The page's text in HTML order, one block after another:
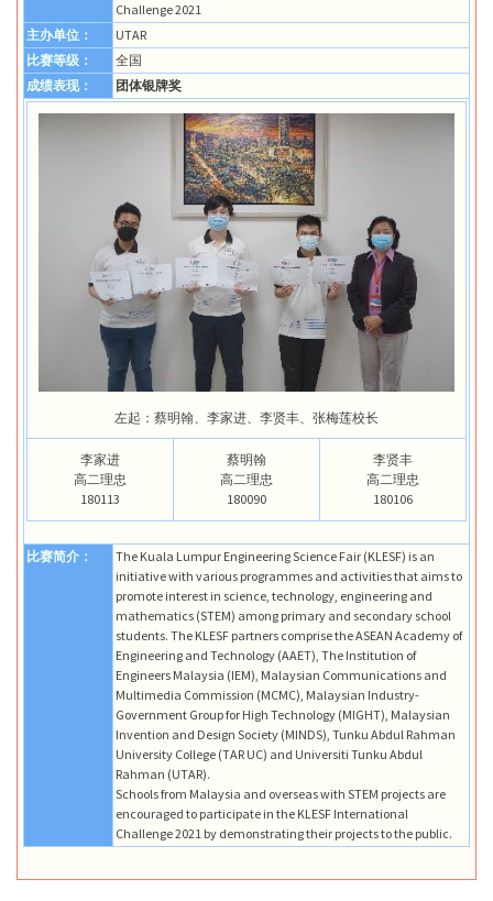
Challenge 2021
主办单位：
UTAR
比赛等级：
全国
成绩表现：
团体银牌奖
左起：蔡明翰、李家进、李贤丰、张梅莲校长
李家进
高二理忠
180113
蔡明翰
高二理忠
180090
李贤丰
高二理忠
180106
比赛简介：
The Kuala Lumpur Engineering Science Fair (KLESF) is an
initiative with various programmes and activities that aims to
promote interest in science, technology, engineering and
mathematics (STEM) among primary and secondary school
students. The KLESF partners comprise the ASEAN Academy of
Engineering and Technology (AAET), The Institution of
Engineers Malaysia (IEM), Malaysian Communications and
Multimedia Commission (MCMC), Malaysian Industry-
Government Group for High Technology (MIGHT), Malaysian
Invention and Design Society (MINDS), Tunku Abdul Rahman
University College (TAR UC) and Universiti Tunku Abdul
Rahman (UTAR).
Schools from Malaysia and overseas with STEM projects are
encouraged to participate in the KLESF International
Challenge 2021 by demonstrating their projects to the public.